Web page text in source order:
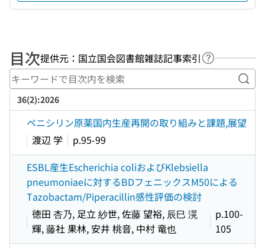
目次提供元：国立国会図書館雑誌記事索引 ヘルプペー
キ
36(2):2026
ペニシリン原薬国内生産再開の取り組みと課題,展望
渡辺 学
p.95-99
ESBL産生Escherichia coliおよびKlebsiella
pneumoniaeに対するBDフェニックスM50による
Tazobactam/Piperacillin感性評価の検討
徳田 杏乃, 足立 紗世, 佐藤 望裕, 辰巳 滉
輝, 藤社 果林, 安井 桃音, 中村 竜也
p.100-
105